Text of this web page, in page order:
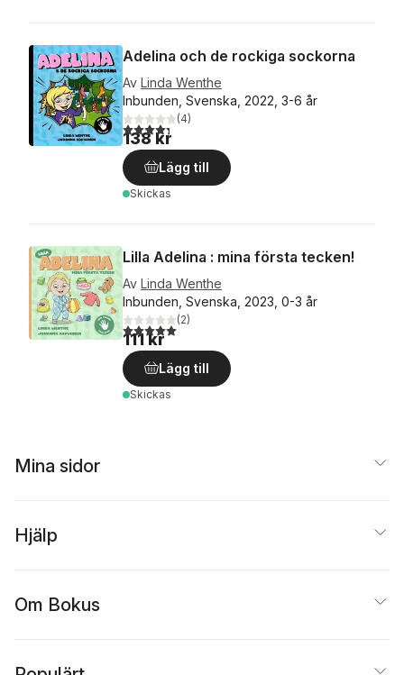
Adelina och de rockiga sockorna
Av Linda Wenthe
Inbunden, Svenska, 2022, 3-6 år
4,3utav 5 stjärnor. Totalt antal röster:
(4)
138 kr
Lägg till
Skickas
Lilla Adelina : mina första tecken!
Av Linda Wenthe
Inbunden, Svenska, 2023, 0-3 år
5,0utav 5 stjärnor. Totalt antal röster:
(2)
111 kr
Lägg till
Skickas
Mina sidor
Hjälp
Om Bokus